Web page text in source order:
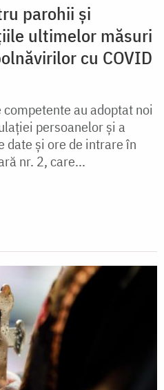
parohii şi
ultimelor măsuri
cu COVID
au adoptat noi
persoanelor şi a
şi ore de intrare în
nr. 2, care...